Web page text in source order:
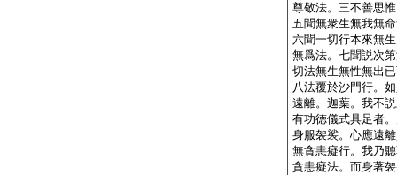
尊敬法。三不善思
五聞無衆生無我無
六聞一切行本來無
無爲法。七聞説次
切法無生無性無出
八法覆於沙門行。
遠離。迦葉。我不
有功徳儀式具足者
身服袈裟。心應遠
無貪恚癡行。我乃
貪恚癡法。而身著